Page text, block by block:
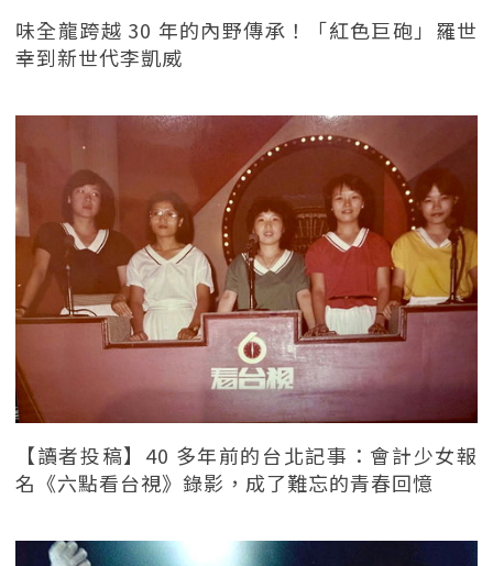
味全龍跨越 30 年的內野傳承！「紅色巨砲」羅世
幸到新世代李凱威
【讀者投稿】40 多年前的台北記事：會計少女報
名《六點看台視》錄影，成了難忘的青春回憶